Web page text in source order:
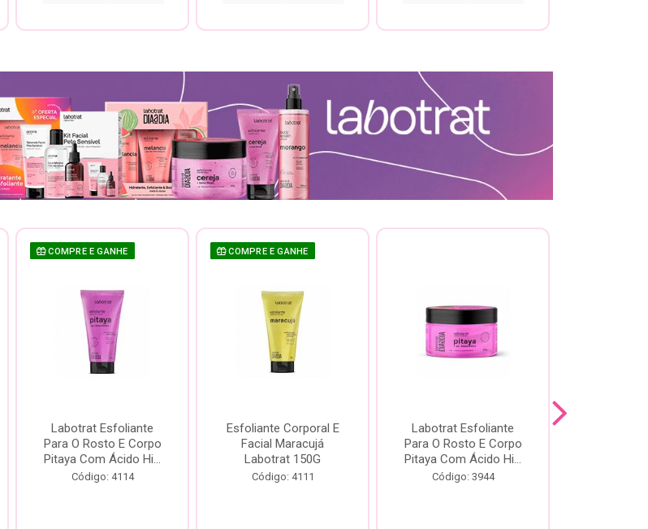
COMPRE E GANHE
Labotrat Esfoliante
Para O Rosto E Corpo
Pitaya Com Ácido Hi...
Código: 4114
COMPRE E GANHE
Esfoliante Corporal E
Facial Maracujá
Labotrat 150G
Código: 4111
Labotrat Esfoliante
Para O Rosto E Corpo
Pitaya Com Ácido Hi...
Código: 3944